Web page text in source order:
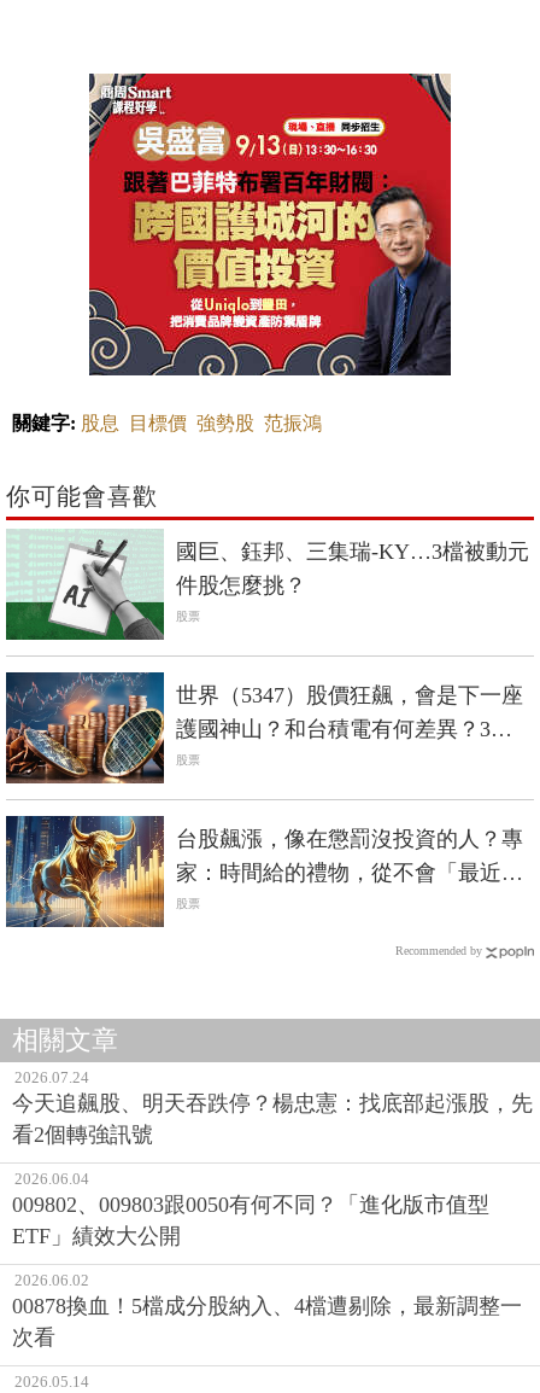
關鍵字: 股息 目標價 強勢股 范振鴻
你可能會喜歡
國巨、鈺邦、三集瑞-KY…3檔被動元
件股怎麼挑？
股票
世界（5347）股價狂飆，會是下一座
護國神山？和台積電有何差異？3分
鐘剖析
股票
台股飆漲，像在懲罰沒投資的人？專
家：時間給的禮物，從不會「最近」
才送來​
股票
Recommended by
相關文章
2026.07.24
今天追飆股、明天吞跌停？楊忠憲：找底部起漲股，先
看2個轉強訊號
2026.06.04
009802、009803跟0050有何不同？「進化版市值型
ETF」績效大公開
2026.06.02
00878換血！5檔成分股納入、4檔遭剔除，最新調整一
次看
2026.05.14